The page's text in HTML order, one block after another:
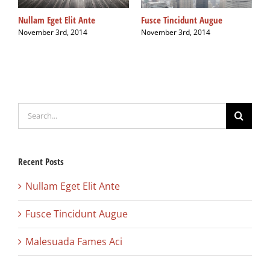
Nullam Eget Elit Ante
November 3rd, 2014
Fusce Tincidunt Augue
November 3rd, 2014
Search
Recent Posts
Nullam Eget Elit Ante
Fusce Tincidunt Augue
Malesuada Fames Aci